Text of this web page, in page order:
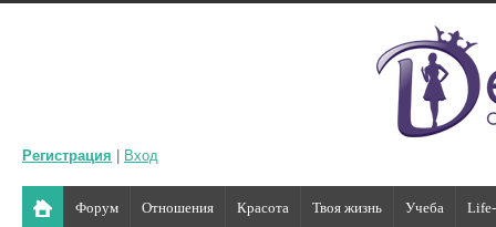
Регистрация Вход
Форум Отношения Красота Твоя жизнь Учеба